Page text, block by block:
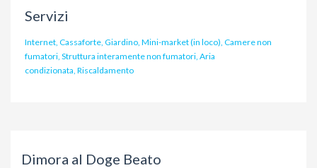
Servizi
Internet, Cassaforte, Giardino, Mini-market (in loco), Camere non
fumatori, Struttura interamente non fumatori, Aria
condizionata, Riscaldamento
Dimora al Doge Beato